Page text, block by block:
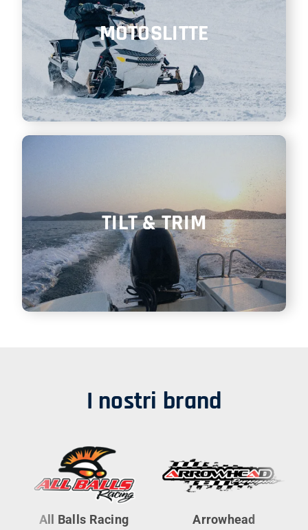
MOTOSLITTE
TILT & TRIM
I nostri brand
All Balls Racing Arrowhead